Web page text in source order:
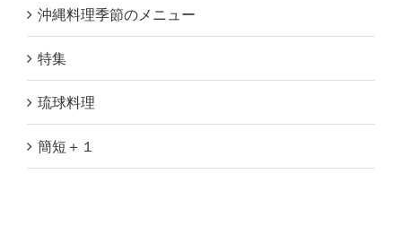
沖縄料理季節のメニュー
特集
琉球料理
簡短＋１